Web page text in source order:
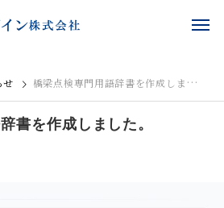
せ 橋梁点検専門用語辞書を作成しました。
書を作成しました。